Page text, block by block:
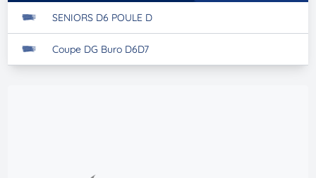
SENIORS D6 POULE D
Coupe DG Buro D6D7